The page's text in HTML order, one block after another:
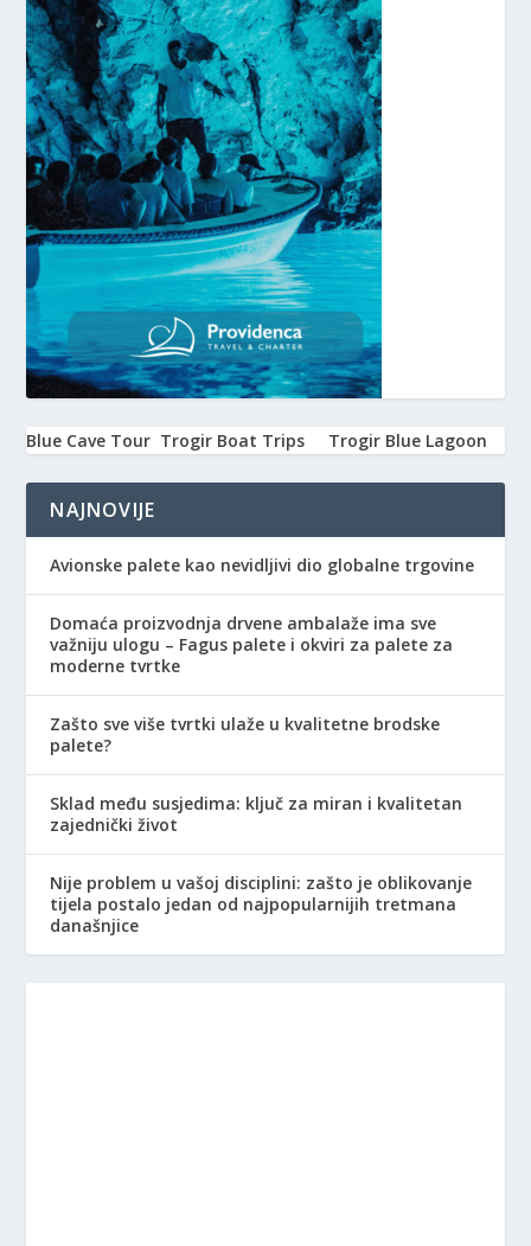
Blue Cave Tour Trogir Boat Trips Trogir Blue Lagoon
NAJNOVIJE
Avionske palete kao nevidljivi dio globalne trgovine
Domaća proizvodnja drvene ambalaže ima sve
važniju ulogu – Fagus palete i okviri za palete za
moderne tvrtke
Zašto sve više tvrtki ulaže u kvalitetne brodske
palete?
Sklad među susjedima: ključ za miran i kvalitetan
zajednički život
Nije problem u vašoj disciplini: zašto je oblikovanje
tijela postalo jedan od najpopularnijih tretmana
današnjice